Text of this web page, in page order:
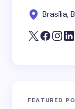
Brasília,
FEATURED